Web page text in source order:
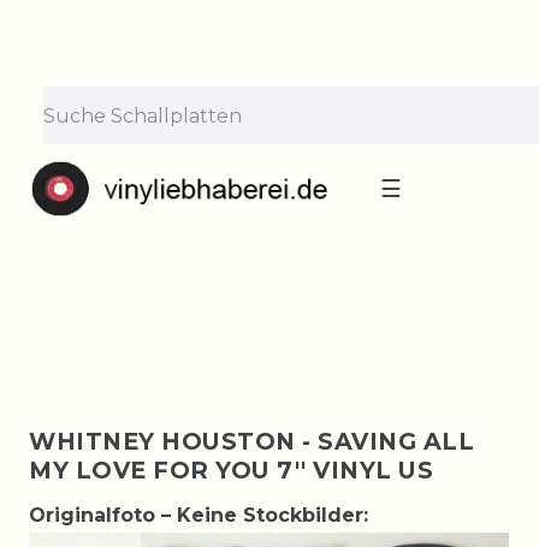
Bestellungen nehmen wir gerne entgegen —
der Versand startet wieder ab Montag, 31.
☰
WHITNEY HOUSTON - SAVING ALL
MY LOVE FOR YOU 7'' VINYL US
Originalfoto – Keine Stockbilder: